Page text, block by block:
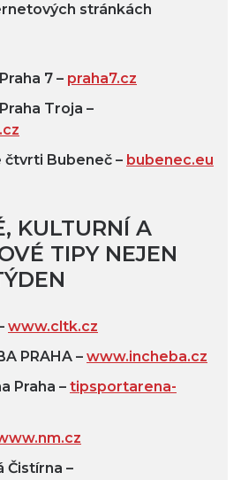
stránkách
7 – praha7.cz
Troja –
čtvrti Bubeneč – bubenec.eu
KULTURNÍ A
TIPY NEJEN
www.cltk.cz
PRAHA – www.incheba.cz
Praha – tipsportarena-
Čistírna –